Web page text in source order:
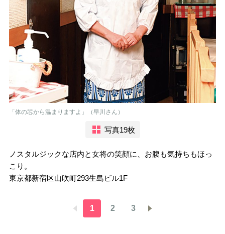
「体の芯から温まりますよ」（早川さん）
写真19枚
ノスタルジックな店内と女将の笑顔に、お腹も気持ちもほっ
こり。
東京都新宿区山吹町293生島ビル1F
1 2 3